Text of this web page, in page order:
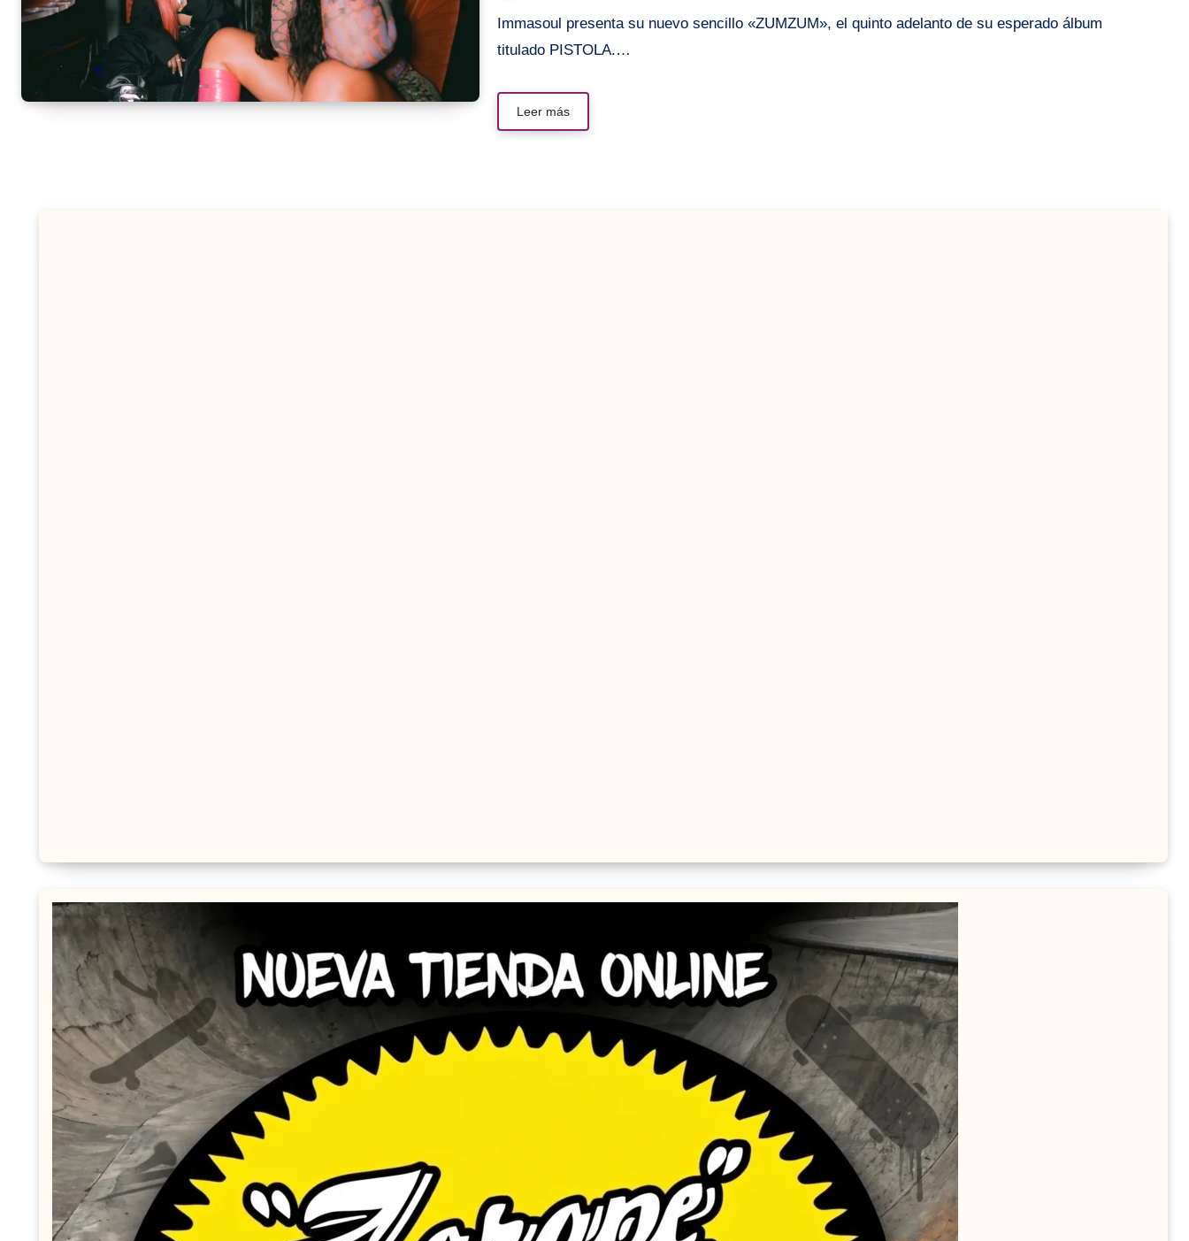
Immasoul presenta su nuevo sencillo «ZUMZUM», el quinto adelanto de su esperado álbum
titulado PISTOLA.…
Leer más